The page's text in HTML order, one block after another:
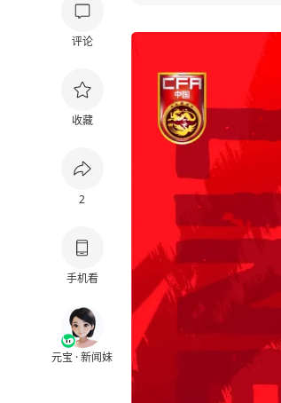
评论
收藏
2
手机看
元宝 · 新闻妹